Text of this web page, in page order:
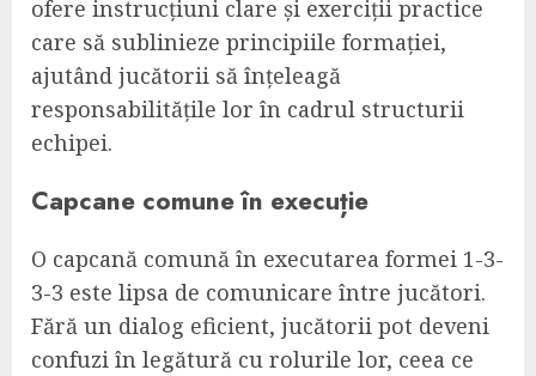
ofere instrucțiuni clare și exerciții practice
care să sublinieze principiile formației,
ajutând jucătorii să înțeleagă
responsabilitățile lor în cadrul structurii
echipei.
Capcane comune în execuție
O capcană comună în executarea formei 1-3-
3-3 este lipsa de comunicare între jucători.
Fără un dialog eficient, jucătorii pot deveni
confuzi în legătură cu rolurile lor, ceea ce